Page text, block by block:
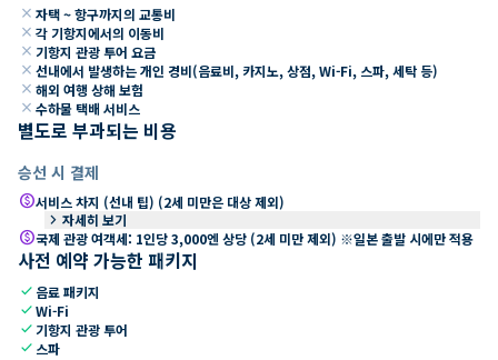
close 자택 ~ 항구까지의 교통비
close 각 기항지에서의 이동비
close 기항지 관광 투어 요금
close 선내에서 발생하는 개인 경비(음료비, 카지노, 상점, Wi-Fi, 스파, 세탁 등)
close 해외 여행 상해 보험
close 수하물 택배 서비스
별도로 부과되는 비용
승선 시 결제
paid서비스 차지 (선내 팁) (2세 미만은 대상 제외)
keyboard_arrow_right 자세히 보기
paid국제 관광 여객세: 1인당 3,000엔 상당 (2세 미만 제외) ※일본 출발 시에만 적용
사전 예약 가능한 패키지
check 음료 패키지
checkWi-Fi
check 기항지 관광 투어
check 스파